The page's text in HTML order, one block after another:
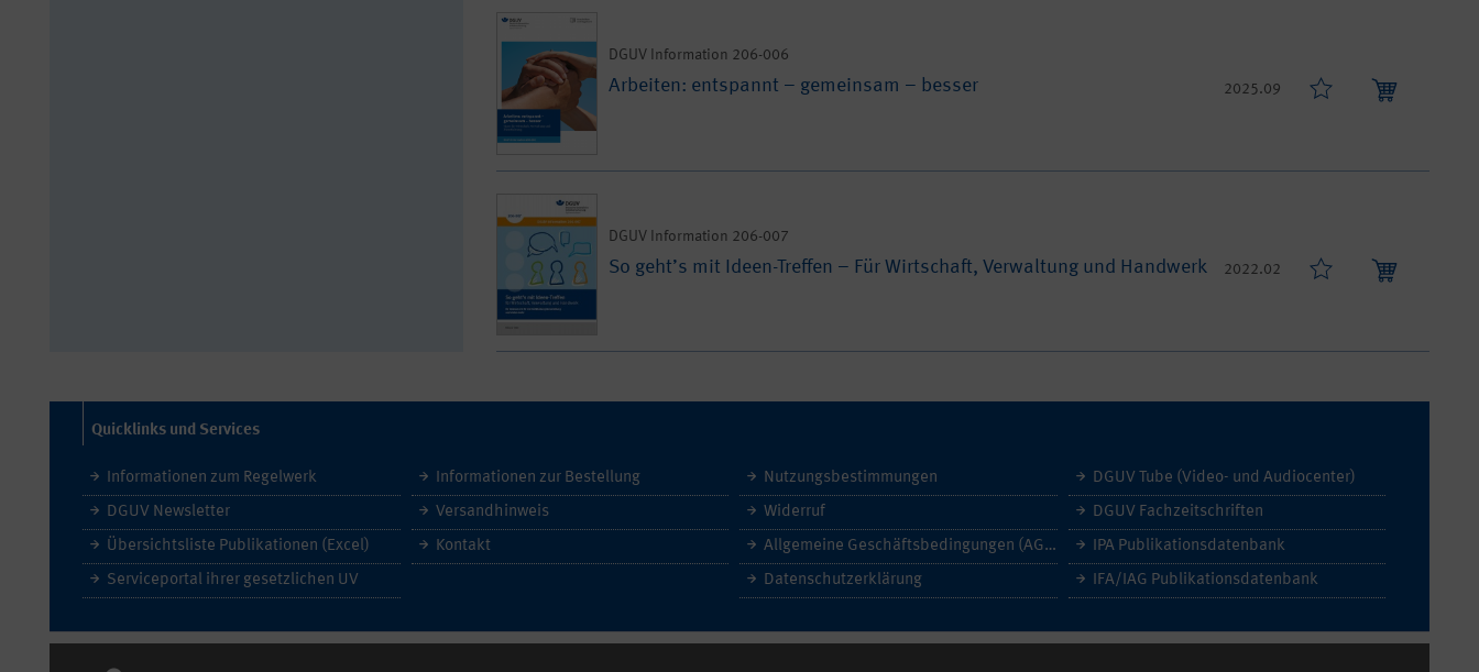
DGUV Information 206-006
Arbeiten: entspannt – gemeinsam – besser 2025.09
DGUV Information 206-007
So geht’s mit Ideen-Treffen – Für Wirtschaft, Verwaltung und Handwerk 2022.02
Quicklinks und Services
Informationen zum Regelwerk
DGUV Newsletter
Übersichtsliste Publikationen (Excel)
Serviceportal ihrer gesetzlichen UV
Informationen zur Bestellung
Versandhinweis
Kontakt
Nutzungsbestimmungen
Widerruf
Allgemeine Geschäftsbedingungen (AGB)
Datenschutzerklärung
DGUV Tube (Video- und Audiocenter)
DGUV Fachzeitschriften
IPA Publikationsdatenbank
IFA/IAG Publikationsdatenbank